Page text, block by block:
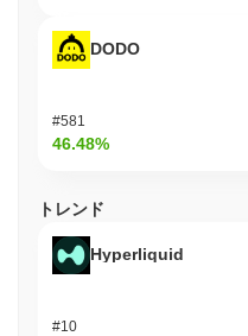
DODO
#581
46.48%
トレンド
Hyperliquid
#10